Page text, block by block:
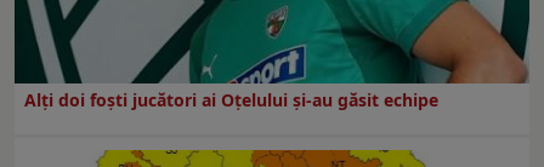
Alți doi foști jucători ai Oțelului și-au găsit echipe